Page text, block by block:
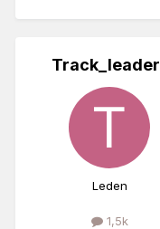
Track_leader
Leden
1,5k